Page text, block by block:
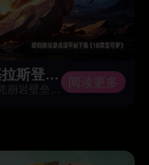
18禁宝可梦｜至尊神兽闪光超级班基拉斯登场！ 阅读更多